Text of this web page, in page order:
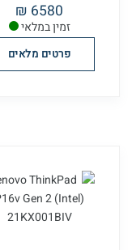
זמין במלאי
6580 ₪
פרטים מלאים